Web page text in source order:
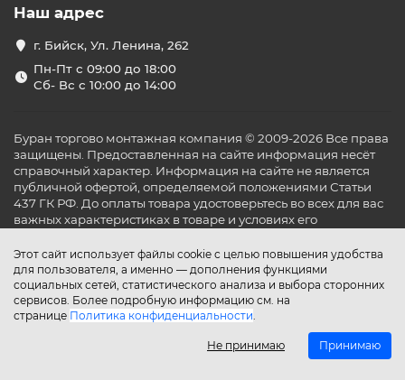
Этот сайт использует файлы cookie с целью повышения удобства
для пользователя, а именно — дополнения функциями
социальных сетей, статистического анализа и выбора сторонних
сервисов. Более подробную информацию см. на
странице Политика конфиденциальности.
Не принимаю Принимаю
Наш адрес
г. Бийск, Ул. Ленина, 262
Пн-Пт с 09:00 до 18:00
Сб- Вс с 10:00 до 14:00
Буран торгово монтажная компания © 2009-2026 Все права
защищены. Предоставленная на сайте информация несёт
справочный характер. Информация на сайте не является
публичной офертой, определяемой положениями Статьи
437 ГК РФ. До оплаты товара удостоверьтесь во всех для вас
важных характеристиках в товаре и условиях его